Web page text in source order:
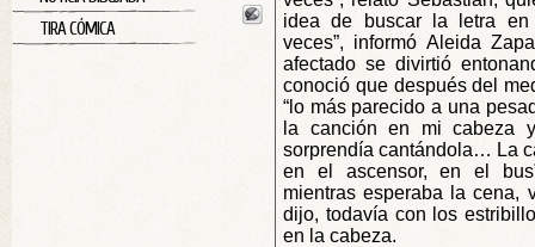
TIRA CÓMICA
idea de buscar la letra en
veces”, informó Aleida
afectado se divirtió
conoció que después del
“lo más parecido a una
la canción en mi cabeza
sorprendía cantándola… La
en el ascensor, en el
mientras esperaba la cena,
dijo, todavía con los
en la cabeza.